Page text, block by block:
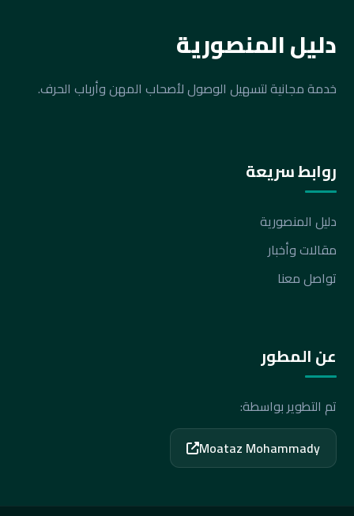
دليل المنصورية
خدمة مجانية لتسهيل الوصول لأصحاب المهن وأرباب الحرف.
روابط سريعة
دليل المنصورية
مقالات وأخبار
تواصل معنا
عن المطور
تم التطوير بواسطة:
Moataz Mohammady